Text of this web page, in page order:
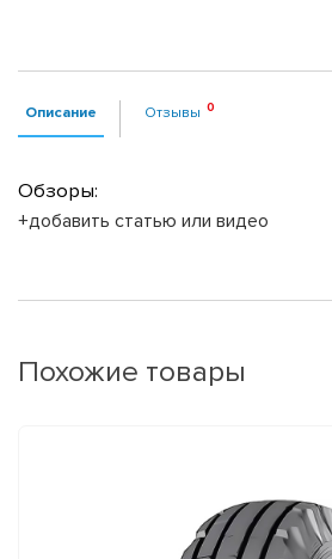
Описание Отзывы
Обзоры:
+добавить статью или видео
Похожие товары